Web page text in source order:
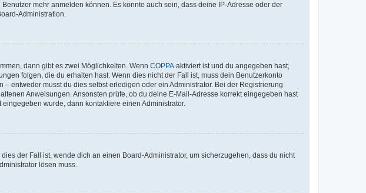
mehr anmelden können. Es könnte auch sein, dass deine IP-Adresse oder der
Administration.
dann gibt es zwei Möglichkeiten. Wenn COPPA aktiviert ist und du angegeben hast,
folgen, die du erhalten hast. Wenn dies nicht der Fall ist, muss dein Benutzerkonto
entweder musst du dies selbst erledigen oder ein Administrator. Bei der Registrierung
Anweisungen. Ansonsten prüfe, ob du deine E-Mail-Adresse korrekt eingegeben hast
wurde, dann kontaktiere einen Administrator.
der Fall ist, wende dich an einen Board-Administrator, um sicherzugehen, dass du nicht
lösen muss.